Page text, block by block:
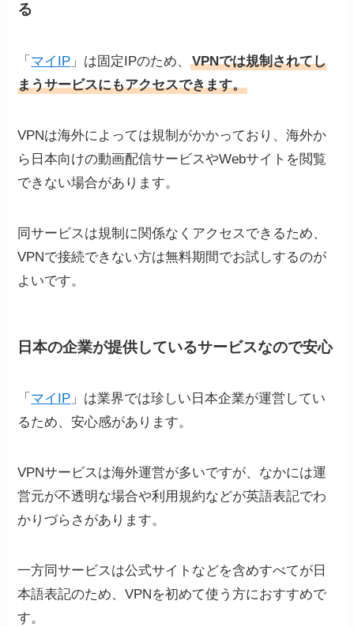
る
「 マイIP 」は固定IPのため、VPNでは規制されてし
まうサービスにもアクセスできます。
VPNは海外によっては規制がかかっており、海外か
ら日本向けの動画配信サービスやWebサイトを閲覧
できない場合があります。
同サービスは規制に関係なくアクセスできるため、
VPNで接続できない方は無料期間でお試しするのが
よいです。
日本の企業が提供しているサービスなので安心
「 マイIP 」は業界では珍しい日本企業が運営してい
るため、安心感があります。
VPNサービスは海外運営が多いですが、なかには運
営元が不透明な場合や利用規約などが英語表記でわ
かりづらさがあります。
一方同サービスは公式サイトなどを含めすべてが日
本語表記のため、VPNを初めて使う方におすすめで
す。